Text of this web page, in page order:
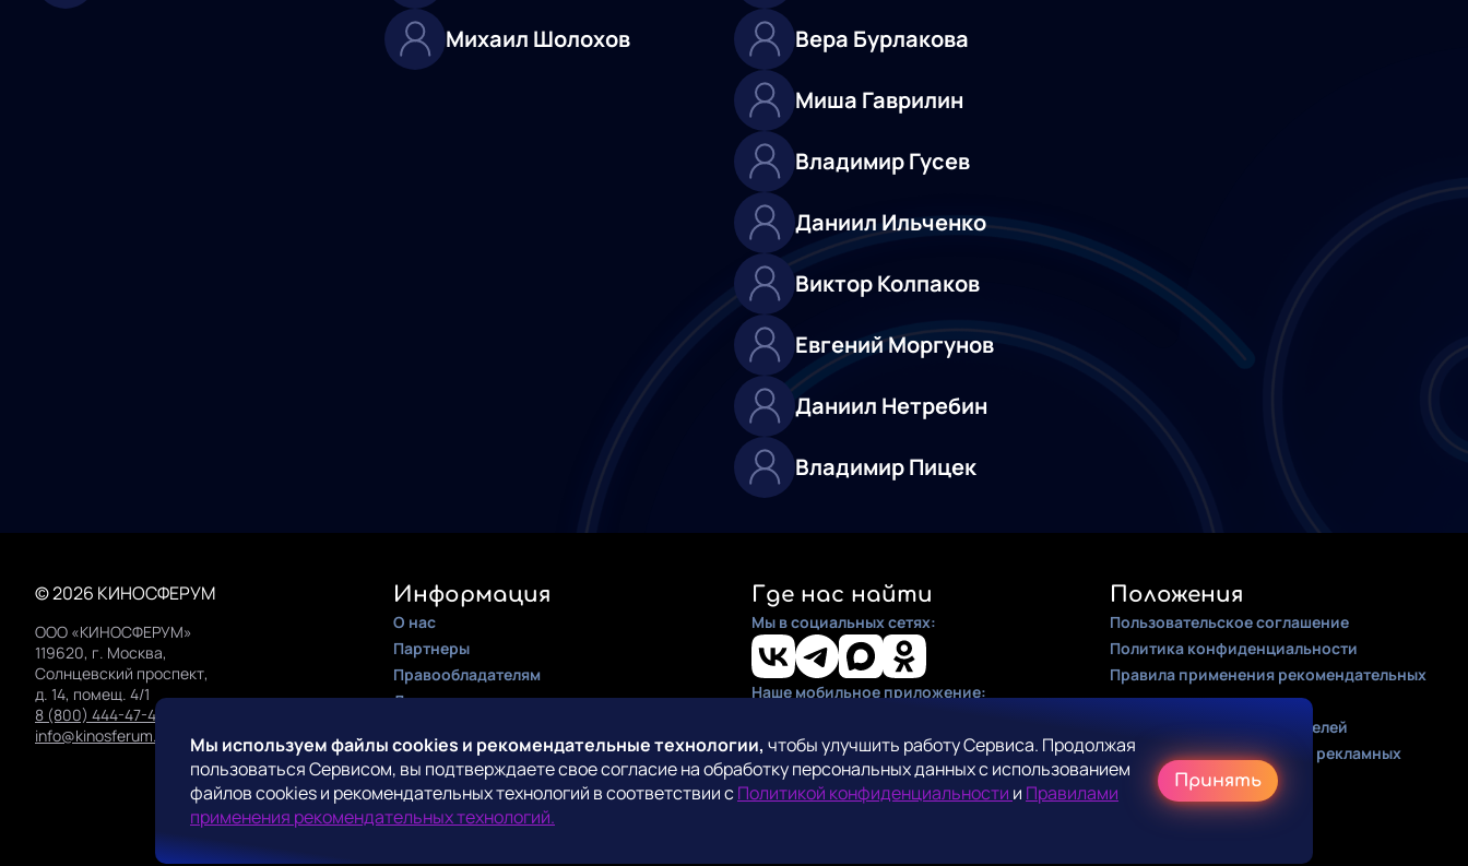
Михаил Шолохов Вера Бурлакова
Миша Гаврилин
Владимир Гусев
Даниил Ильченко
Виктор Колпаков
Евгений Моргунов
Даниил Нетребин
Владимир Пицек
© 2026 КИНОСФЕРУМ
ООО «КИНОСФЕРУМ»
119620, г. Москва,
Солнцевский проспект,
д. 14, помещ. 4/1
8 (800) 444-47-42
info@kinosferum.org
Информация
О нас
Партнеры
Правообладателям
Документация
Контакты
Поддержка
Где нас найти
Мы в социальных сетях:
Наше мобильное приложение:
СмартТВ
Положения
Пользовательское соглашение
Политика конфиденциальности
Правила применения рекомендательных
алгоритмов
Оферта для правообладателей
Соглашение на получение рекламных
рассылок
Мы используем файлы cookies и рекомендательные технологии, чтобы улучшить работу Сервиса. Продолжая
пользоваться Сервисом, вы подтверждаете свое согласие на обработку персональных данных с использованием
файлов cookies и рекомендательных технологий в соответствии сПолитикой конфиденциальности и Правилами
применения рекомендательных технологий.
Принять